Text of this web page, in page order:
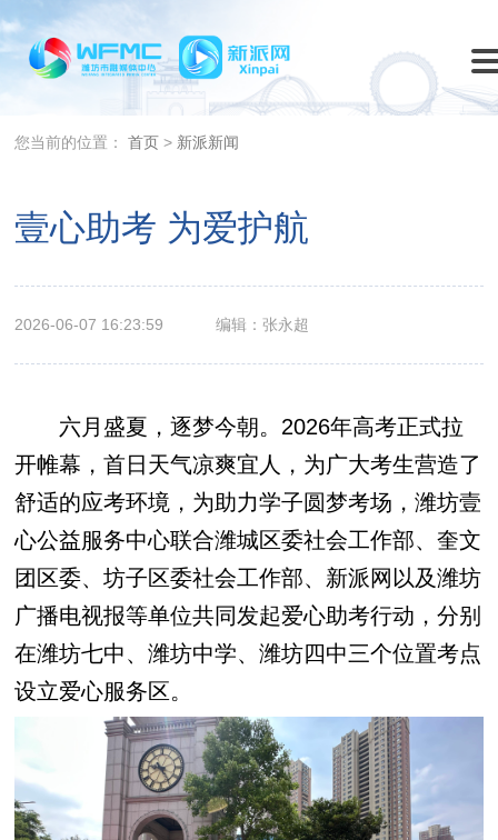
您当前的位置：首页 > 新派新闻
壹心助考 为爱护航
2026-06-07 16:23:59 编辑：张永超
六月盛夏，逐梦今朝。2026年高考正式拉
开帷幕，首日天气凉爽宜人，为广大考生营造了
舒适的应考环境，为助力学子圆梦考场，潍坊壹
心公益服务中心联合潍城区委社会工作部、奎文
团区委、坊子区委社会工作部、新派网以及潍坊
广播电视报等单位共同发起爱心助考行动，分别
在潍坊七中、潍坊中学、潍坊四中三个位置考点
设立爱心服务区。